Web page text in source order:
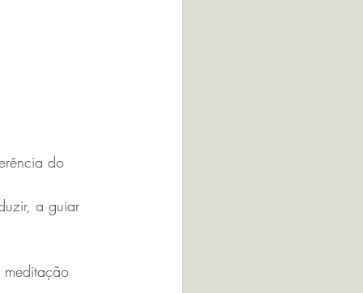
do
a guiar
meditação